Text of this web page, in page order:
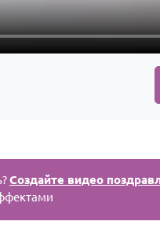
Создайте видео